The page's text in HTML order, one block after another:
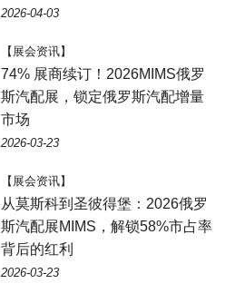
2026-04-03
【展会资讯】
74% 展商续订！2026MIMS俄罗
斯汽配展，锁定俄罗斯汽配增量
市场
2026-03-23
【展会资讯】
从莫斯科到圣彼得堡：2026俄罗
斯汽配展MIMS，解锁58%市占率
背后的红利
2026-03-23